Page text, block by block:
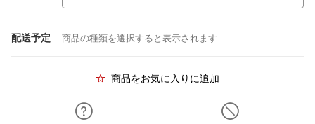
配送予定 商品の種類を選択すると表示されます
商品をお気に入りに追加